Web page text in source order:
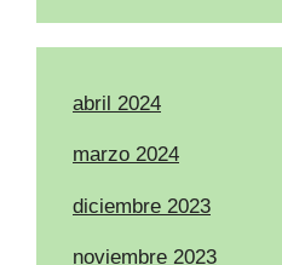
abril 2024
marzo 2024
diciembre 2023
noviembre 2023